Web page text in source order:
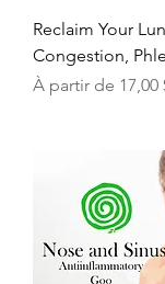
Reclaim Your
Congestion,
À partir de 17,00
Prix